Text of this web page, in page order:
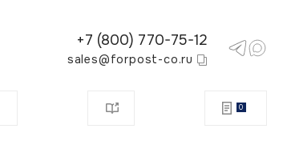
+7 (800) 770-75-12
sales@forpost-co.ru
0